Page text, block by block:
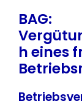
BAG:
h eines